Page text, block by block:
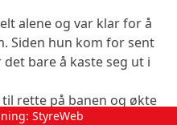
alene og var klar for å
Siden hun kom for sent
bare å kaste seg ut i
rette på banen og økte
StyreWeb